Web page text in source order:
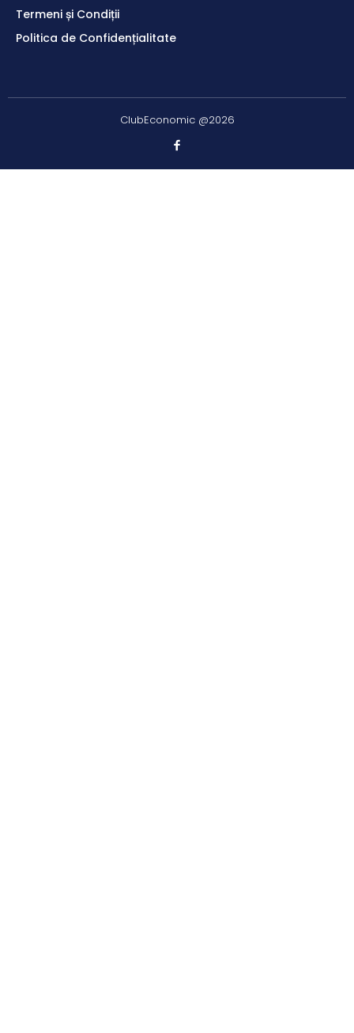
Termeni și Condiții
Politica de Confidențialitate
ClubEconomic @2026